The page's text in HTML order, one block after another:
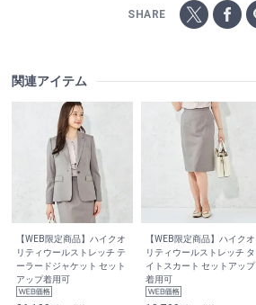
SHARE
関連アイテム
【WEB限定商品】ハイクオ
リティウールストレッチ テ
ーラードジャケット セット
アップ着用可
【WEB限定商品】ハイクオ
リティウールストレッチ タ
イトスカート セットアップ
着用可